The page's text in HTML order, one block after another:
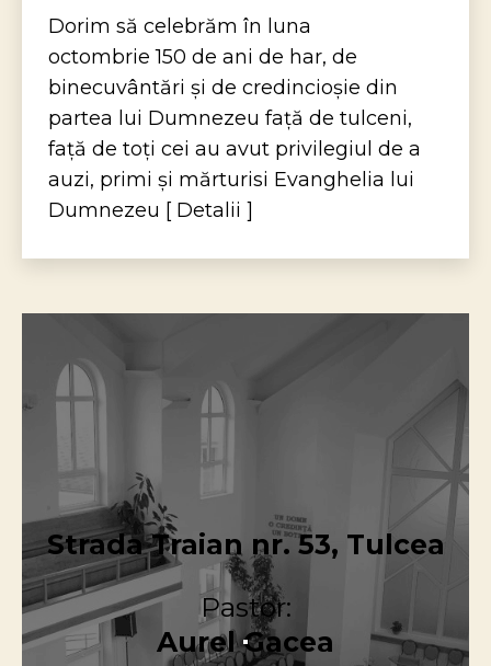
Dorim să celebrăm în luna
octombrie 150 de ani de har, de
binecuvântări și de credincioșie din
partea lui Dumnezeu față de tulceni,
față de toți cei au avut privilegiul de a
auzi, primi și mărturisi Evanghelia lui
Dumnezeu [ Detalii ]
Strada Traian nr. 53, Tulcea
Pastor:
Aurel Gacea